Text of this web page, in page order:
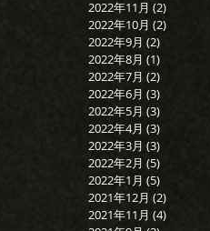
2022年11月 (2)
2022年10月 (2)
2022年9月 (2)
2022年8月 (1)
2022年7月 (2)
2022年6月 (3)
2022年5月 (3)
2022年4月 (3)
2022年3月 (3)
2022年2月 (5)
2022年1月 (5)
2021年12月 (2)
2021年11月 (4)